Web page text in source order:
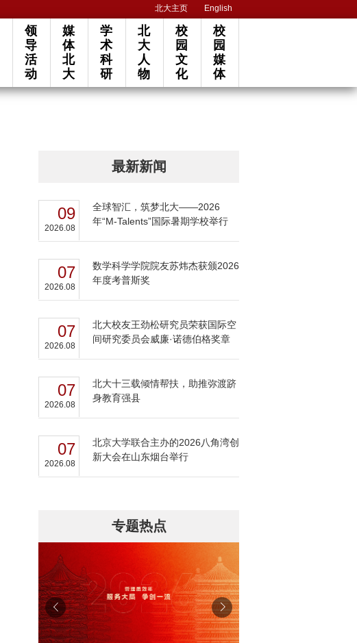
北大主页 English
领
导
活
动
媒
体
北
大
学
术
科
研
北
大
人
物
校
园
文
化
校
园
媒
体
最新新闻
09
2026.08
全球智汇，筑梦北大——2026
年“M-Talents”国际暑期学校举行
07
2026.08
数学科学学院院友苏炜杰获颁2026
年度考普斯奖
07
2026.08
北大校友王劲松研究员荣获国际空
间研究委员会威廉·诺德伯格奖章
07
2026.08
北大十三载倾情帮扶，助推弥渡跻
身教育强县
07
2026.08
北京大学联合主办的2026八角湾创
新大会在山东烟台举行
专题热点